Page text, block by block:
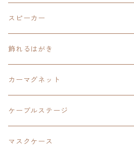
除菌ケース
オーロラアクリルスタンド
アクリルマグネット
ダブルアクリルキーチェーン
3in1充電ケーブル
カードサイズスピーカー
黎の軌跡Ⅱ
イースⅩ
東亰ザナドゥeX+
極厚アクリルキーチェーン
オーロラアクリルスタンド
イースvs空の軌跡
軌跡シリーズ20周年
イースⅨ
黎の軌跡
黎の軌跡Ⅱ
空の軌跡1st
界の軌跡
手塚治虫
ウルトラマン
タツノコプロ
ドラえもん
碧の軌跡：改
創の軌跡
黎の軌跡
黎の軌跡Ⅱ
界の軌跡
零の軌跡：改
碧の軌跡：改
創の軌跡
イースⅨ
閃の軌跡
閃の軌跡Ⅳ
零の軌跡：改
碧の軌跡：改
スピーカー
置くだけスピーカー
碧の軌跡：改
創の軌跡
バイブレーションスピーカー
軌跡シリーズ15周年
創の軌跡
飾れるはがき
閃の軌跡Ⅳ
イースⅨ
創の軌跡
カーマグネット
軌跡シリーズ
ケーブルステージ
閃の軌跡Ⅲ
マスクケース